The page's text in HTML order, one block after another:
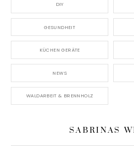
DIY
GESUNDHEIT
KÜCHEN GERÄTE
NEWS
WALDARBEIT & BRENNHOLZ
SABRINAS